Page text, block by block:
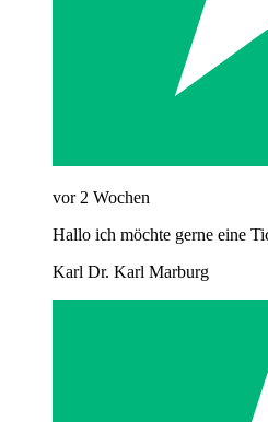
vor 2 Wochen
Hallo ich möchte gerne eine
Karl Dr. Karl Marburg